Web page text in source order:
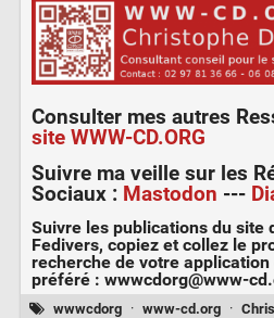
Consulter mes autres
site WWW-CD.ORG
Suivre ma veille sur les
Sociaux: Mastodon ---
Suivre les publications du site
Fedivers, copiez et collez le
recherche de votre
préféré : wwwcdorg@www-
wwwcdorg · www-cd.org ·